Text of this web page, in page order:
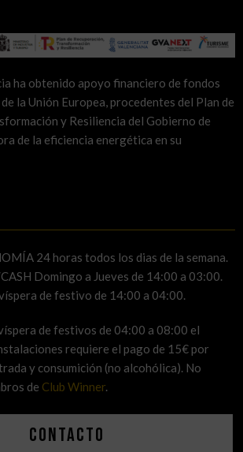
ha obtenido apoyo financiero de fondos
la Unión Europea, procedentes del Plan de
y Resiliencia del Gobierno de
de la eficiencia energética en su
24 horas todos los dias de la semana.
Domingo a Jueves de 14:00 a 03:00.
de festivo de 14:00 a 04:00.
de festivos de 04:00 a 08:00 el
requiere el pago de 15€ por
y consumición (no alcohólica). No
de Club Winner.
Contacto